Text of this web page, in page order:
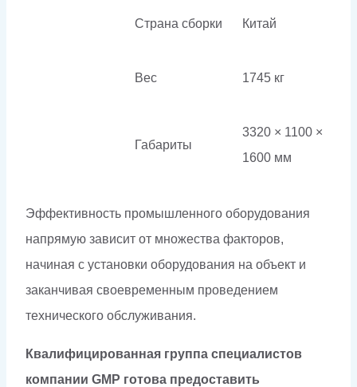
Страна сборки Китай
Вес 1745 кг
Габариты
3320 × 1100 ×
1600 мм
Эффективность промышленного оборудования
напрямую зависит от множества факторов,
начиная с установки оборудования на объект и
заканчивая своевременным проведением
технического обслуживания.
Квалифицированная группа специалистов
компании GMP готова предоставить